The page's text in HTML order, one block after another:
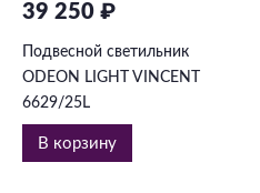
39 250 ₽
Подвесной светильник
ODEON LIGHT VINCENT
6629/25L
В корзину